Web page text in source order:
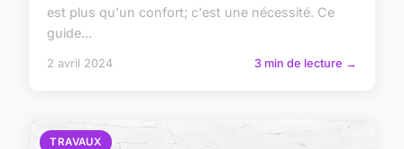
est plus qu'un confort; c'est une nécessité. Ce
guide...
2 avril 2024 3 min de lecture →
TRAVAUX